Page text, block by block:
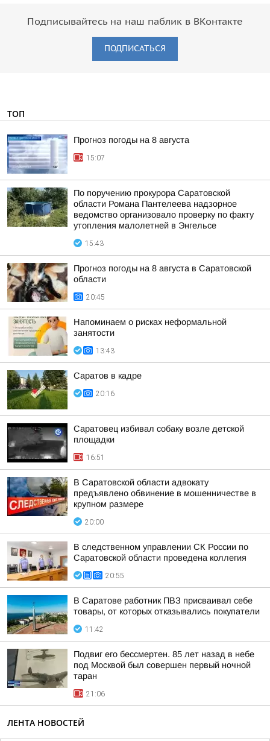
Подписывайтесь на наш паблик в ВКонтакте
ПОДПИСАТЬСЯ
ТОП
Прогноз погоды на 8 августа
15:07
По поручению прокурора Саратовской
области Романа Пантелеева надзорное
ведомство организовало проверку по факту
утопления малолетней в Энгельсе
15:43
Прогноз погоды на 8 августа в Саратовской
области
20:45
Напоминаем о рисках неформальной
занятости
13:43
Саратов в кадре
20:16
Саратовец избивал собаку возле детской
площадки
16:51
В Саратовской области адвокату
предъявлено обвинение в мошенничестве в
крупном размере
20:00
В следственном управлении СК России по
Саратовской области проведена коллегия
20:55
В Саратове работник ПВЗ присваивал себе
товары, от которых отказывались покупатели
11:42
Подвиг его бессмертен. 85 лет назад в небе
под Москвой был совершен первый ночной
таран
21:06
ЛЕНТА НОВОСТЕЙ